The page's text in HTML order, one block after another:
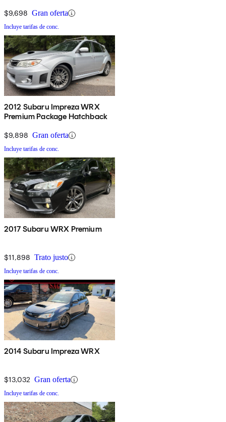
$9,698 Gran oferta
Incluye tarifas de conc.
2012 Subaru Impreza WRX
Premium Package Hatchback
$9,898 Gran oferta
Incluye tarifas de conc.
2017 Subaru WRX Premium
$11,898 Trato justo
Incluye tarifas de conc.
2014 Subaru Impreza WRX
$13,032 Gran oferta
Incluye tarifas de conc.